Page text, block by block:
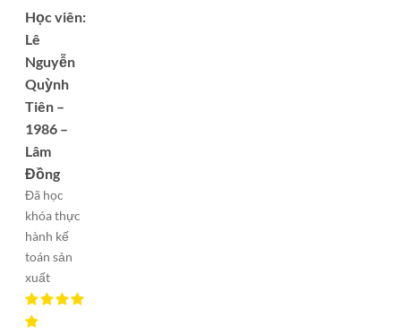
Học viên:
Lê
Nguyễn
Quỳnh
Tiên –
1986 –
Lâm
Đồng
Đã học
khóa thực
hành kế
toán sản
xuất